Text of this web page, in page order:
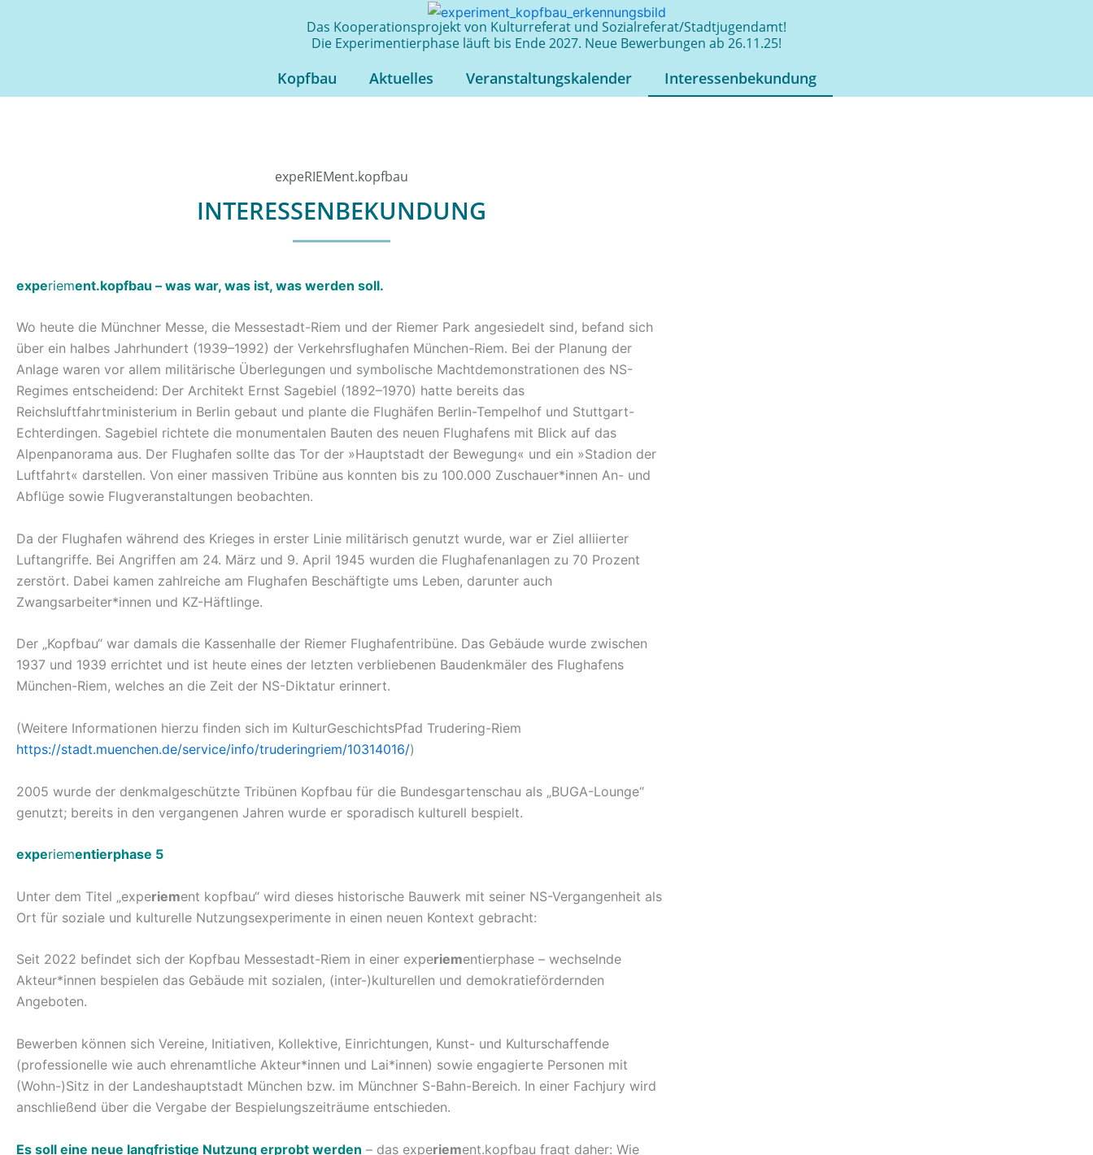
Das Kooperationsprojekt von Kulturreferat und Sozialreferat/Stadtjugendamt!
Die Experimentierphase läuft bis Ende 2027. Neue Bewerbungen ab 26.11.25!
Kopfbau Aktuelles Veranstaltungskalender Interessenbekundung
expeRIEMent.kopfbau
INTERESSENBEKUNDUNG
experiement.kopfbau – was war, was ist, was werden soll.
Wo heute die Münchner Messe, die Messestadt-Riem und der Riemer Park angesiedelt sind, befand sich
über ein halbes Jahrhundert (1939–1992) der Verkehrsflughafen München-Riem. Bei der Planung der
Anlage waren vor allem militärische Überlegungen und symbolische Machtdemonstrationen des NS-
Regimes entscheidend: Der Architekt Ernst Sagebiel (1892–1970) hatte bereits das
Reichsluftfahrtministerium in Berlin gebaut und plante die Flughäfen Berlin-Tempelhof und Stuttgart-
Echterdingen. Sagebiel richtete die monumentalen Bauten des neuen Flughafens mit Blick auf das
Alpenpanorama aus. Der Flughafen sollte das Tor der »Hauptstadt der Bewegung« und ein »Stadion der
Luftfahrt« darstellen. Von einer massiven Tribüne aus konnten bis zu 100.000 Zuschauer*innen An- und
Abflüge sowie Flugveranstaltungen beobachten.
Da der Flughafen während des Krieges in erster Linie militärisch genutzt wurde, war er Ziel alliierter
Luftangriffe. Bei Angriffen am 24. März und 9. April 1945 wurden die Flughafenanlagen zu 70 Prozent
zerstört. Dabei kamen zahlreiche am Flughafen Beschäftigte ums Leben, darunter auch
Zwangsarbeiter*innen und KZ-Häftlinge.
Der „Kopfbau“ war damals die Kassenhalle der Riemer Flughafentribüne. Das Gebäude wurde zwischen
1937 und 1939 errichtet und ist heute eines der letzten verbliebenen Baudenkmäler des Flughafens
München-Riem, welches an die Zeit der NS-Diktatur erinnert.
(Weitere Informationen hierzu finden sich im KulturGeschichtsPfad Trudering-Riem
https://stadt.muenchen.de/service/info/truderingriem/10314016/)
2005 wurde der denkmalgeschützte Tribünen Kopfbau für die Bundesgartenschau als „BUGA-Lounge“
genutzt; bereits in den vergangenen Jahren wurde er sporadisch kulturell bespielt.
experiementierphase 5
Unter dem Titel „experiement kopfbau“ wird dieses historische Bauwerk mit seiner NS-Vergangenheit als
Ort für soziale und kulturelle Nutzungsexperimente in einen neuen Kontext gebracht:
Seit 2022 befindet sich der Kopfbau Messestadt-Riem in einer experiementierphase – wechselnde
Akteur*innen bespielen das Gebäude mit sozialen, (inter-)kulturellen und demokratiefördernden
Angeboten.
Bewerben können sich Vereine, Initiativen, Kollektive, Einrichtungen, Kunst- und Kulturschaffende
(professionelle wie auch ehrenamtliche Akteur*innen und Lai*innen) sowie engagierte Personen mit
(Wohn-)Sitz in der Landeshauptstadt München bzw. im Münchner S-Bahn-Bereich. In einer Fachjury wird
anschließend über die Vergabe der Bespielungszeiträume entschieden.
Es soll eine neue langfristige Nutzung erprobt werden – das experiement.kopfbau fragt daher: Wie